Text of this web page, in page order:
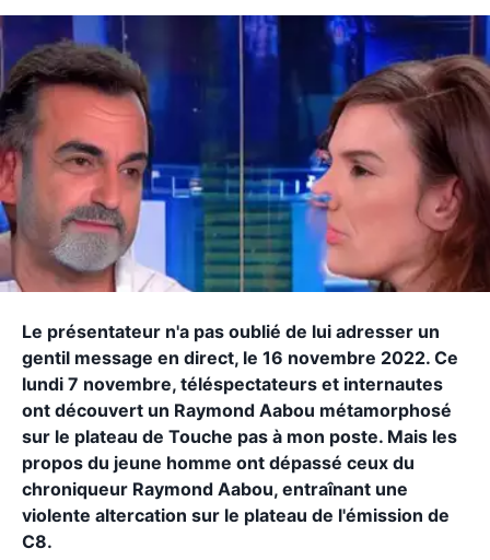
Le présentateur n'a pas oublié de lui adresser un
gentil message en direct, le 16 novembre 2022. Ce
lundi 7 novembre, téléspectateurs et internautes
ont découvert un Raymond Aabou métamorphosé
sur le plateau de Touche pas à mon poste. Mais les
propos du jeune homme ont dépassé ceux du
chroniqueur Raymond Aabou, entraînant une
violente altercation sur le plateau de l'émission de
C8.